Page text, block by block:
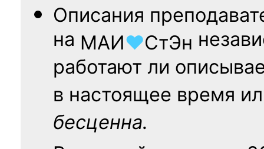
Описания
на МАИ♥СтЭн
работают ли
в настоящее время
бесценна.